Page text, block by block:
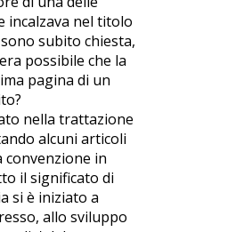
incalzava nel titolo
subito chiesta,
possibile che la
pagina di un
nella trattazione
alcuni articoli
convenzione in
il significato di
si è iniziato a
allo sviluppo